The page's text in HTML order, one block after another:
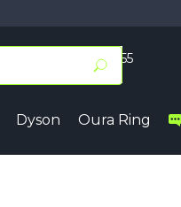
+7 (495) 055 50 55
Заказать звонок
Dyson Oura Ring